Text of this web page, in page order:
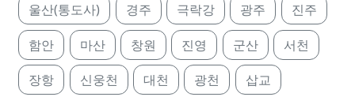
울산(통도사) 경주 극락강 광주 진주
함안 마산 창원 진영 군산 서천
장항 신웅천 대천 광천 삽교